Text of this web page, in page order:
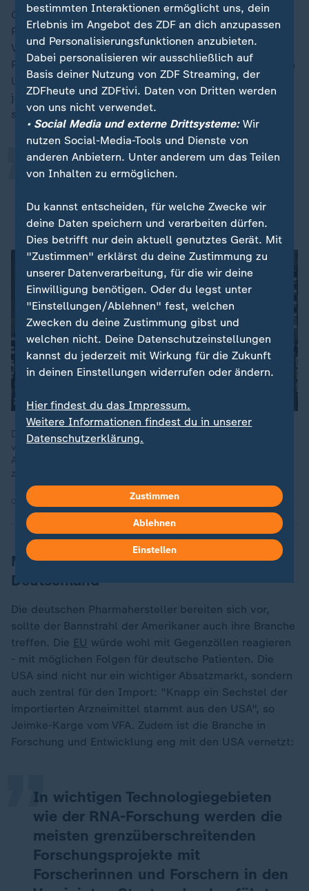
Gleichzeitig haben die Ingelheimer nur wenige
Produktionsstätten vor Ort, exportieren also viel in die
Vereinigten Staaten. Aber auch andere deutsche
Pharmaunternehmen wie Merck undBayerseien in den
USA mit Umsatzanteilen bei Pharmaprodukten von
jeweils 27 Prozent und 13 Prozent stark vertreten,
sagt Lück.
Auch sie würden durch Handelszölle
„
Die Zölle, die der US-Präsident gegen Kanada und Mexiko
verhängt hat, versetzen auch die europäische Wirtschaft in
Aufruhr. Als Handelspartner sind die USA für viele nicht mehr
zuverlässig genug.
07.03.2025 | 2:28 min
Mögliche Versorgungsprobleme in
Deutschland
Die deutschen Pharmahersteller bereiten sich vor,
sollte der Bannstrahl der Amerikaner auch ihre Branche
treffen. Die EU würde wohl mit Gegenzöllen reagieren
- mit möglichen Folgen für deutsche Patienten. Die
USA sind nicht nur ein wichtiger Absatzmarkt, sondern
auch zentral für den Import: "Knapp ein Sechstel der
importierten Arzneimittel stammt aus den USA", so
Jeimke-Karge vom VFA. Zudem ist die Branche in
Forschung und Entwicklung eng mit den USA vernetzt:
In wichtigen Technologiegebieten
wie der RNA-Forschung werden die
meisten grenzüberschreitenden
Forschungsprojekte mit
Forscherinnen und Forschern in den
„
bestimmten Interaktionen ermöglicht uns, dein
Erlebnis im Angebot des ZDF an dich anzupassen
und Personalisierungsfunktionen anzubieten.
Dabei personalisieren wir ausschließlich auf
Basis deiner Nutzung von ZDF Streaming, der
ZDFheute und ZDFtivi. Daten von Dritten werden
von uns nicht verwendet.
• Social Media und externe Drittsysteme:Wir
nutzen Social-Media-Tools und Dienste von
anderen Anbietern. Unter anderem um das Teilen
von Inhalten zu ermöglichen.
Du kannst entscheiden, für welche Zwecke wir
deine Daten speichern und verarbeiten dürfen.
Dies betrifft nur dein aktuell genutztes Gerät. Mit
"Zustimmen" erklärst du deine Zustimmung zu
unserer Datenverarbeitung, für die wir deine
Einwilligung benötigen. Oder du legst unter
"Einstellungen/Ablehnen" fest, welchen
Zwecken du deine Zustimmung gibst und
welchen nicht. Deine Datenschutzeinstellungen
kannst du jederzeit mit Wirkung für die Zukunft
in deinen Einstellungen widerrufen oder ändern.
Hier findest du das Impressum.
Weitere Informationen findest du in unserer
Datenschutzerklärung.
Zustimmen
Ablehnen
Einstellen